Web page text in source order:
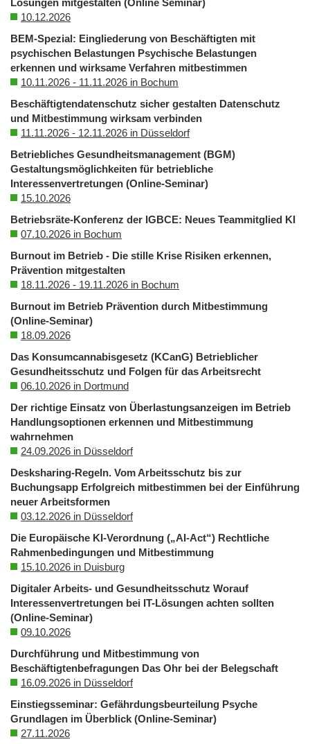
10.12.2026
BEM-Spezial: Eingliederung von Beschäftigten mit
psychischen Belastungen Psychische Belastungen
erkennen und wirksame Verfahren mitbestimmen
10.11.2026 - 11.11.2026 in Bochum
Beschäftigtendatenschutz sicher gestalten Datenschutz
und Mitbestimmung wirksam verbinden
11.11.2026 - 12.11.2026 in Düsseldorf
Betriebliches Gesundheitsmanagement (BGM)
Gestaltungsmöglichkeiten für betriebliche
Interessenvertretungen (Online-Seminar)
15.10.2026
Betriebsräte-Konferenz der IGBCE: Neues Teammitglied KI
07.10.2026 in Bochum
Burnout im Betrieb - Die stille Krise Risiken erkennen,
Prävention mitgestalten
18.11.2026 - 19.11.2026 in Bochum
Burnout im Betrieb Prävention durch Mitbestimmung
(Online-Seminar)
18.09.2026
Das Konsumcannabisgesetz (KCanG) Betrieblicher
Gesundheitsschutz und Folgen für das Arbeitsrecht
06.10.2026 in Dortmund
Der richtige Einsatz von Überlastungsanzeigen im Betrieb
Handlungsoptionen erkennen und Mitbestimmung
wahrnehmen
24.09.2026 in Düsseldorf
Desksharing-Regeln. Vom Arbeitsschutz bis zur
Buchungsapp Erfolgreich mitbestimmen bei der Einführung
neuer Arbeitsformen
03.12.2026 in Düsseldorf
Die Europäische KI-Verordnung („AI-Act“) Rechtliche
Rahmenbedingungen und Mitbestimmung
15.10.2026 in Duisburg
Digitaler Arbeits- und Gesundheitsschutz Worauf
Interessenvertretungen bei IT-Lösungen achten sollten
(Online-Seminar)
09.10.2026
Durchführung und Mitbestimmung von
Beschäftigtenbefragungen Das Ohr bei der Belegschaft
16.09.2026 in Düsseldorf
Einstiegsseminar: Gefährdungsbeurteilung Psyche
Grundlagen im Überblick (Online-Seminar)
27.11.2026